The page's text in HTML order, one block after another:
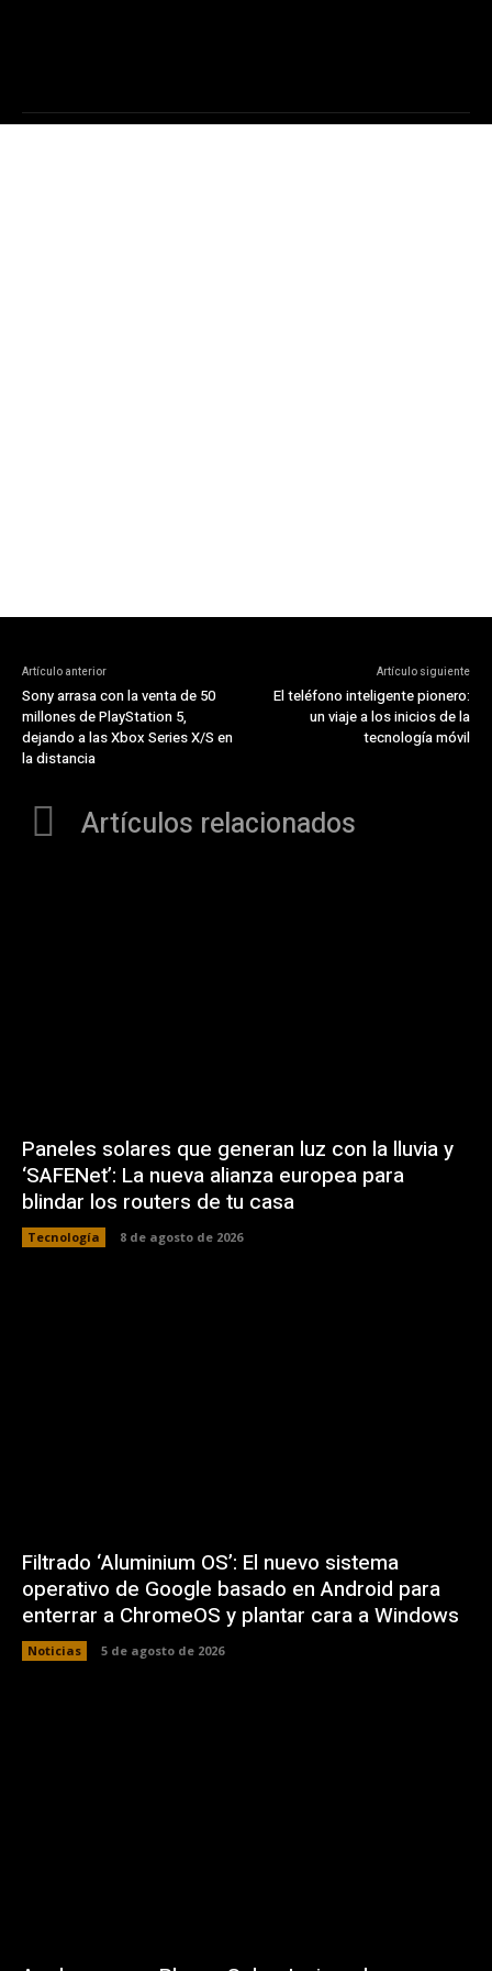
Artículo anterior
Sony arrasa con la venta de 50
millones de PlayStation 5,
dejando a las Xbox Series X/S en
la distancia
Artículo siguiente
El teléfono inteligente pionero:
un viaje a los inicios de la
tecnología móvil
Artículos relacionados
Paneles solares que generan luz con la lluvia y
‘SAFENet’: La nueva alianza europea para
blindar los routers de tu casa
Tecnología 8 de agosto de 2026
Filtrado ‘Aluminium OS’: El nuevo sistema
operativo de Google basado en Android para
enterrar a ChromeOS y plantar cara a Windows
Noticias 5 de agosto de 2026